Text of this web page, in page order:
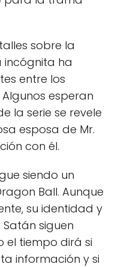
sobre la
incógnita ha
entre los
esperan
la serie se revele
esposa de Mr.
con él.
siendo un
Ball. Aunque
su identidad y
siguen
el tiempo dirá si
información y si